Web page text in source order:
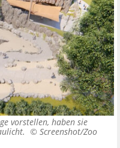
vorstellen, haben sie
© Screenshot/Zoo